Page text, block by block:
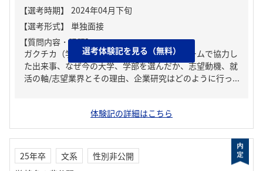
【質問内容・課題】
ガクチカ（学生時代に力を入れたこと）、チームで協力し
た出来事、なぜ今の大学、学部を選んだか、志望動機、就
活の軸/志望業界とその理由、企業研究はどのように行っ...
選考体験記を見る（無料）
体験記の詳細はこちら
25年卒 文系
性別非公開